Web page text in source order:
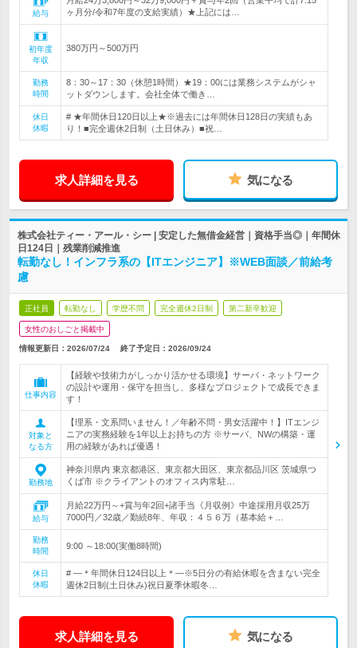
給与
ヶ月分/令和7年度の支給実績）★上記には…
初年度
年収
380万円～500万円
勤務
時間
8：30～17：30（休憩1時間）★19：00には業務システムがシャ
ットダウンします。会社全体で働き…
休日
休暇
# ★年間休日120日以上★※過去には年間休日128日の実績もあ
り！■完全週休2日制（土日休み）■祝…
求人詳細を見る 気になる
株式会社ティー・アール・シー | 安定した無借金経営｜資格手当◎｜年間休
日124日｜残業削減推進
転勤なし！インフラ系の【ITエンジニア】※WEB面談／前給考
慮
正社員 転勤なし 学歴不問 完全週休2日制 第二新卒歓迎
女性のおしごと掲載中
情報更新日：2026/07/24 終了予定日： 2026/09/24
仕事内容
【経験や技術力がしっかり活かせる環境】サーバ・ネットワーク
の設計や運用・保守を担当し、多様なプロジェクトで成長できま
す！
対象と
なる方
【理系・文系問いません！／年齢不問・男女活躍中！】ITエンジ
ニアの実務経験を1年以上お持ちの方 ※サーバ、NWの構築・運
用の経験があれば優遇！
勤務地
神奈川県内 東京都港区、東京都大田区、東京都品川区 茨城県つ
くば市 ※クライアントのオフィス内常駐…
給与
月給22万円～+賞与年2回+諸手当《月収例》中途採用月収25万
7000円／32歳／勤続8年、年収：４５６万（基本給＋…
勤務
時間
9:00 ～18:00(実働8時間)
休日
休暇
# ―＊年間休日124日以上＊―※5日分の有給休暇を含まない完全
週休2日制(土日休み)祝日夏季休暇冬…
求人詳細を見る 気になる